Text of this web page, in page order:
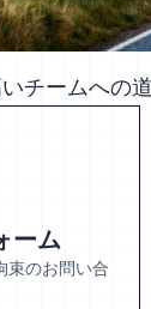
チームへの
ーム
束のお問い合